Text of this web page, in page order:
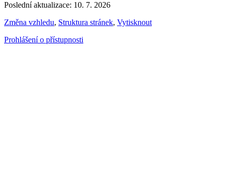
Poslední aktualizace: 10. 7. 2026
Změna vzhledu, Struktura stránek, Vytisknout
Prohlášení o přístupnosti